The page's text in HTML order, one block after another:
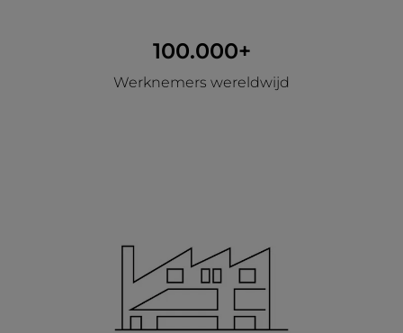
100.000+
Werknemers wereldwijd